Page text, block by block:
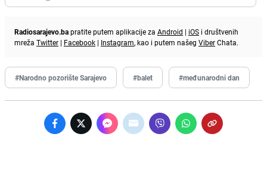
Radiosarajevo.bapratite putem aplikacije za Android | iOS i društvenih
mreža Twitter | Facebook | Instagram, kao i putem našeg ViberChata.
#Narodno pozorište Sarajevo #balet #međunarodni dan